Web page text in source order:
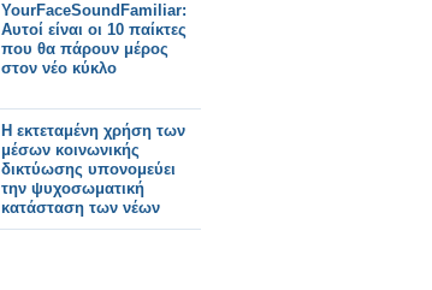
YourFaceSoundFamiliar:
Αυτοί είναι οι 10 παίκτες
που θα πάρουν μέρος
στον νέο κύκλο
Η εκτεταμένη χρήση των
μέσων κοινωνικής
δικτύωσης υπονομεύει
την ψυχοσωματική
κατάσταση των νέων